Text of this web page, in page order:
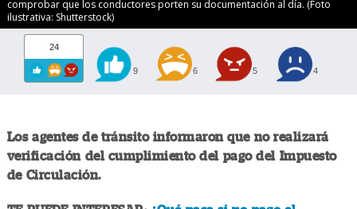
comprobar que los conductores porten su documentación al día. (Foto
ilustrativa: Shutterstock)
24
9 6 5 4
Los agentes de tránsito informaron que no realizará
verificación del cumplimiento del pago del Impuesto
de Circulación.